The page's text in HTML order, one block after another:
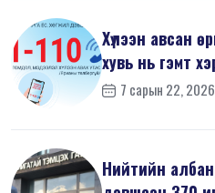
Хүлээн авсан
хувь нь гэмт
7 сарын 22, 2026
Нийтийн